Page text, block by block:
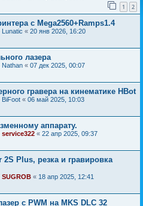
1 2
с Mega2560+Ramps1.4
Lunatic « 20 янв 2026, 16:20
лазера
Nathan « 07 дек 2025, 00:07
гравера на кинематике HBot
BiFoot « 06 май 2025, 10:03
аппарату.
service322 « 22 апр 2025, 09:37
Plus, резка и гравировка
SUGROB « 18 апр 2025, 12:41
с PWM на MKS DLC 32